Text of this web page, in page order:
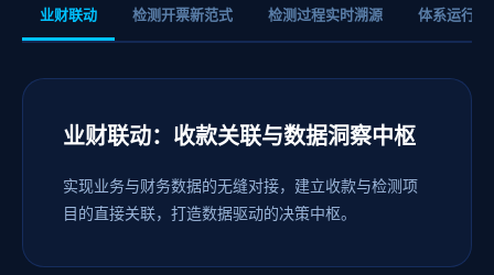
业财联动 检测开票新范式 检测过程实时溯源 体系运行全
业财联动：收款关联与数据洞察中枢
实现业务与财务数据的无缝对接，建立收款与检测项
目的直接关联，打造数据驱动的决策中枢。